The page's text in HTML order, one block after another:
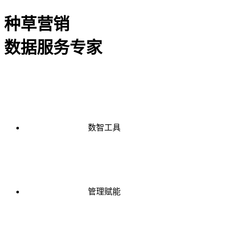
种草营销
数据服务专家
数智工具
管理赋能